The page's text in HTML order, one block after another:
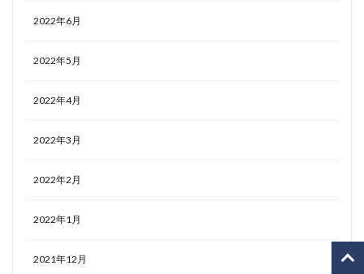
2022年6月
2022年5月
2022年4月
2022年3月
2022年2月
2022年1月
2021年12月